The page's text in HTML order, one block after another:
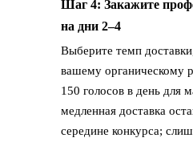
Шаг 4: Закажите
на дни 2–4
Выберите темп
вашему органическому
150 голосов в день для
медленная доставка
середине конкурса;